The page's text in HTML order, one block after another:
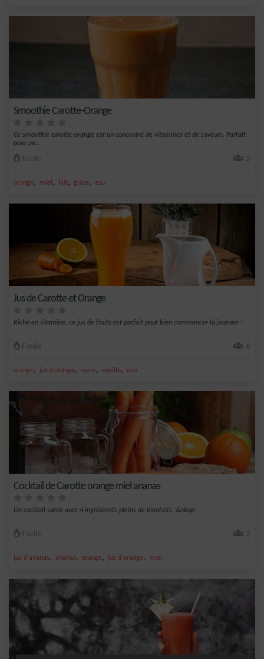
Smoothie Carotte-Orange
Ce smoothie carotte-orange est un concentré de vitamines et de saveurs. Parfait
pour un...
Facile 2
orange, miel , lait, glace, eau
Jus de Carotte et Orange
Riche en vitamine, ce jus de fruits est parfait pour bien commencer la journée !
Facile 6
orange, jus d'orange, sucre, vanille, eau
Cocktail de Carotte orange miel ananas
Un cocktail santé avec 4 ingrédients pleins de bienfaits. &nbsp;
Facile 2
jus d'ananas, ananas, orange, jus d'orange, miel